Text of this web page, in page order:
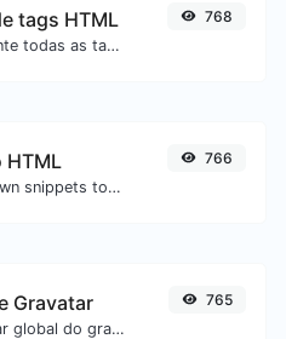
tags HTML
Remova facilmente todas as tags HTML de um bloco de texto.
768
HTML
Convert markdown snippets to raw HTML code.
766
Gravatar
Obtenha o avatar global do gravatar.com para qualquer email.
765